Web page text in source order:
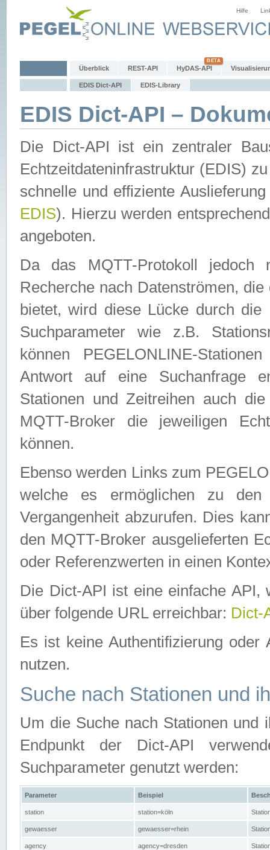
Hilfe
Überblick REST-API HyDAS-API
EDIS Dict-API EDIS-Library
EDIS Dict-API –
Die Dict-API ist ein zentraler
Echtzeitdateninfrastruktur (EDIS)
schnelle und effiziente
EDIS). Hierzu werden
angeboten.
Da das MQTT-Protokoll jedoch
Recherche nach Datenströmen,
bietet, wird diese Lücke durch die
Suchparameter wie z.B.
können PEGELONLINE-
Antwort auf eine Suchanfrage
Stationen und Zeitreihen auch
MQTT-Broker die jeweiligen
können.
Ebenso werden Links zum
welche es ermöglichen zu den
Vergangenheit abzurufen. Dies
den MQTT-Broker ausgelieferten
oder Referenzwerten in einen
Die Dict-API ist eine einfache API,
über folgende URL erreichbar: Dict-
Es ist keine Authentifizierung
nutzen.
Suche nach Stationen und
Um die Suche nach Stationen und
Endpunkt der Dict-API
Suchparameter genutzt werden:
Parameter Beispiel
station station=köln
gewaesser gewaesser=rhein
agency agency=dresden